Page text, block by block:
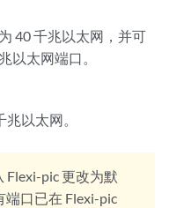
40 千兆以太网，并可
以太网端口。
以太网。
Flexi-pic 更改为默
口已在 Flexi-pic